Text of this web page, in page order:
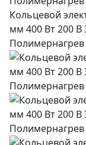
Кольцевой
мм 400 Вт 200
Полимернагрев